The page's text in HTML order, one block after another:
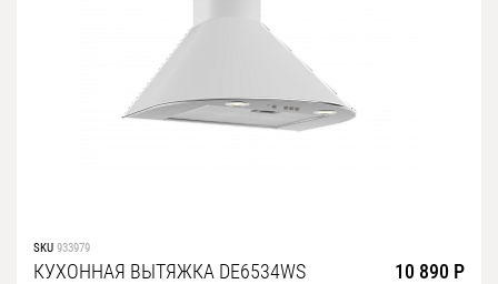
SKU 933979
КУХОННАЯ ВЫТЯЖКА DE6534WS 10 890 Р